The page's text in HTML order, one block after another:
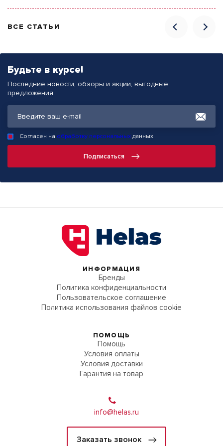
ВСЕ СТАТЬИ
Будьте в курсе!
Последние новости, обзоры и акции, выгодные
предложения
Подписаться
Согласен на обработку персональных данных
ИНФОРМАЦИЯ
Бренды
Политика конфиденциальности
Пользовательское соглашение
Политика использования файлов cookie
ПОМОЩЬ
Помощь
Условия оплаты
Условия доставки
Гарантия на товар
info@helas.ru
Заказать звонок